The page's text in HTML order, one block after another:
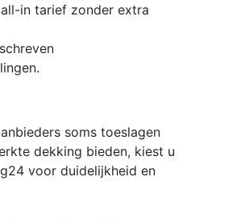
in tarief zonder extra
soms toeslagen
dekking bieden, kiest u
voor duidelijkheid en